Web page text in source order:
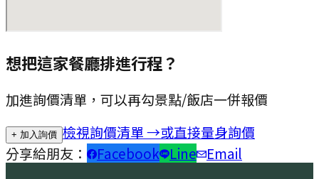
想把這家餐廳排進行程？
加進詢價清單，可以再勾景點/飯店一併報價
+ 加入詢價 檢視詢價清單 →或直接量身詢價
分享給朋友：
Facebook Line Email